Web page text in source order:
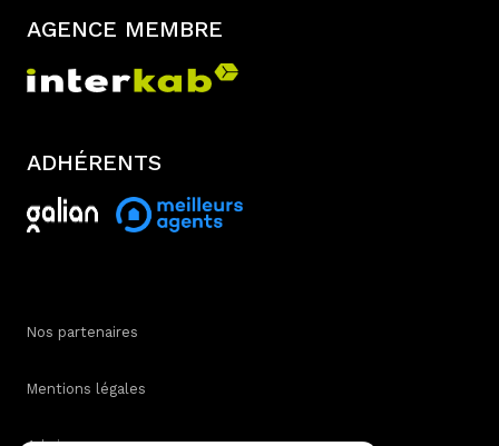
AGENCE MEMBRE
ADHÉRENTS
Nos partenaires
Mentions légales